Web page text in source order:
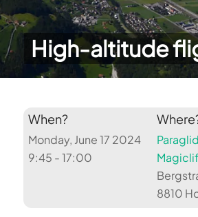
High-altitude
When?
Monday, June 17 2024
9:45 - 17:00
8810